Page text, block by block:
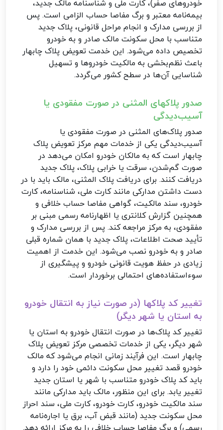
خودروهای صفر)، کارت ملی و شناسنامه مالک جدید،
بیمه‌نامه معتبر و برگ مفاصا حساب الزامی است. پس
از بررسی مدارک و انجام مراحل قانونی، پلاک جدید
متناسب با محل سکونت مالک صادر و به خودرو
تخصیص داده می‌شود. این خدمت تعویض پلاک چابهار
باعث نظم‌بخشی به مالکیت خودروها و تسهیل
شناسایی آن‌ها در سطح کشور می‌گردد.
صدور پلاکهای المثنی در صورت مفقودی یا
آسیب‌دیدگی
صدور پلاک‌های المثنی در صورت مفقودی یا
آسیب‌دیدگی یکی از خدمات مهم مرکز تعویض پلاک
چابهار است که به مالکان خودرو امکان می‌دهد در
صورت گم‌شدن، سرقت یا خرابی پلاک، پلاک جدید
دریافت کنند. برای دریافت پلاک المثنی، مالک باید با در
دست داشتن مدارکی مانند کارت ملی، شناسنامه، کارت
خودرو، سند مالکیت، گواهی مفاصا حساب خلافی و
همچنین گزارش کلانتری یا اظهارنامه رسمی مبنی بر
مفقودی، به مرکز مراجعه کند. پس از بررسی مدارک و
تأیید صحت اطلاعات، پلاک جدید با همان شماره قبلی
صادر و به خودرو نصب می‌شود. این خدمت از اهمیت
زیادی در حفظ هویت قانونی خودرو و پیشگیری از
سوءاستفاده‌های احتمالی برخوردار است.
تغییر کد پلاکها (در صورت نیاز به انتقال خودرو
به استان یا شهر دیگر)
تغییر کد پلاک‌ها در صورت انتقال خودرو به استان یا
شهر دیگر، یکی از خدمات تخصصی مرکز تعویض پلاک
چابهار است. این فرآیند زمانی انجام می‌شود که مالک
خودرو قصد تغییر محل سکونت دائمی خود را دارد و
باید کد پلاک خودرو متناسب با شهر یا استان جدید
تغییر یابد. برای این منظور، مالک باید مدارکی مانند
سند مالکیت خودرو، کارت خودرو، کارت ملی، سند احراز
محل سکونت جدید (مانند قبض آب، برق یا اجاره‌نامه